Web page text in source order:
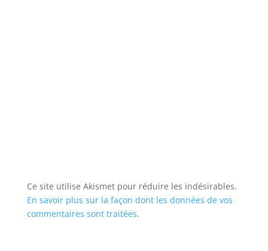
Ce site utilise Akismet pour réduire les indésirables.
En savoir plus sur la façon dont les données de vos
commentaires sont traitées.